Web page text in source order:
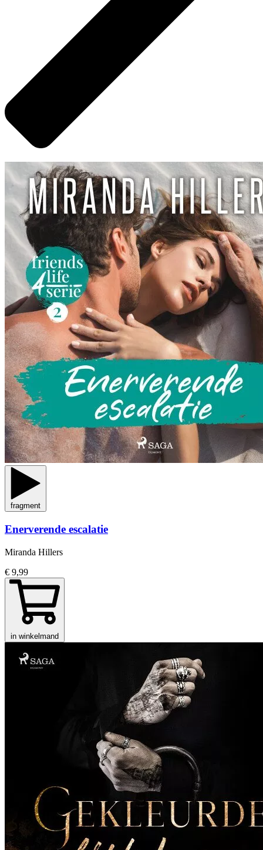
fragment
Enerverende escalatie
Miranda Hillers
€ 9,99
in winkelmand